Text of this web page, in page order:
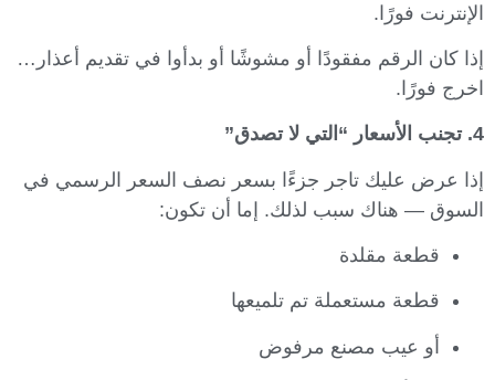
الإنترنت فورًا.
إذا كان الرقم مفقودًا أو مشوشًا أو بدأوا في تقديم أعذار…
اخرج فورًا.
4. تجنب الأسعار “التي لا تصدق”
إذا عرض عليك تاجر جزءًا بسعر نصف السعر الرسمي في
السوق — هناك سبب لذلك. إما أن تكون:
قطعة مقلدة
قطعة مستعملة تم تلميعها
أو عيب مصنع مرفوض